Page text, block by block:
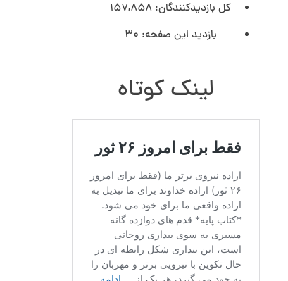
کل بازدیدکنند‌گان: 157,858
بازدید این صفحه: 30
لینک کوتاه